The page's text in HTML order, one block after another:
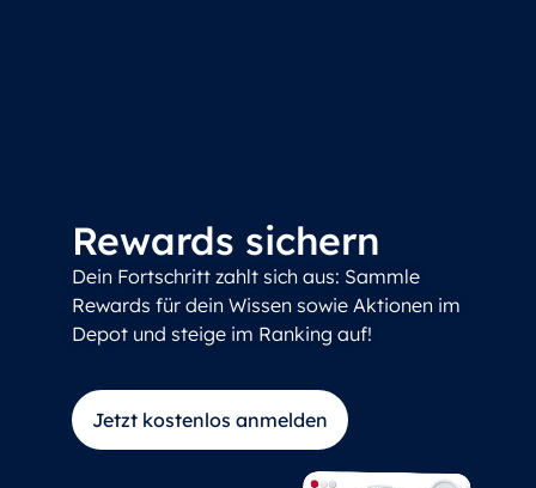
Rewards sichern
Dein Fortschritt zahlt sich aus: Sammle
Rewards für dein Wissen sowie Aktionen im
Depot und steige im Ranking auf!
Jetzt kostenlos anmelden